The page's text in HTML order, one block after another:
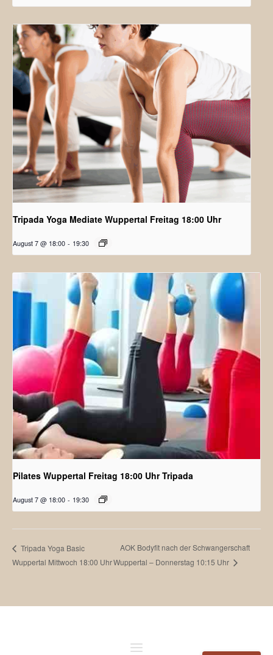
Tripada Yoga Mediate Wuppertal Freitag 18:00 Uhr
August 7 @ 18:00 - 19:30
Pilates Wuppertal Freitag 18:00 Uhr Tripada
August 7 @ 18:00 - 19:30
Tripada Yoga Basic
Wuppertal Mittwoch 18:00 Uhr
AOK Bodyfit nach der Schwangerschaft
Wuppertal – Donnerstag 10:15 Uhr